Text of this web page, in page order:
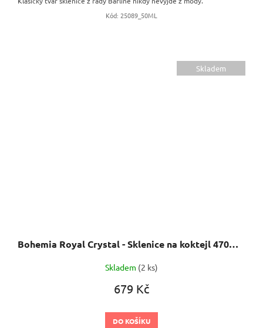
Kód: 25089_50ML
Skladem
Bohemia Royal Crystal - Sklenice na koktejl 470ml Barline Color
Skladem (2 ks)
679 Kč
DO KOŠÍKU